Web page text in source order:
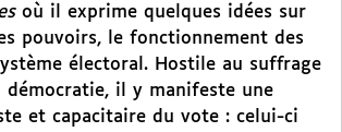
où il exprime quelques idées sur
pouvoirs, le fonctionnement des
électoral. Hostile au suffrage
démocratie, il y manifeste une
et capacitaire du vote : celui-ci